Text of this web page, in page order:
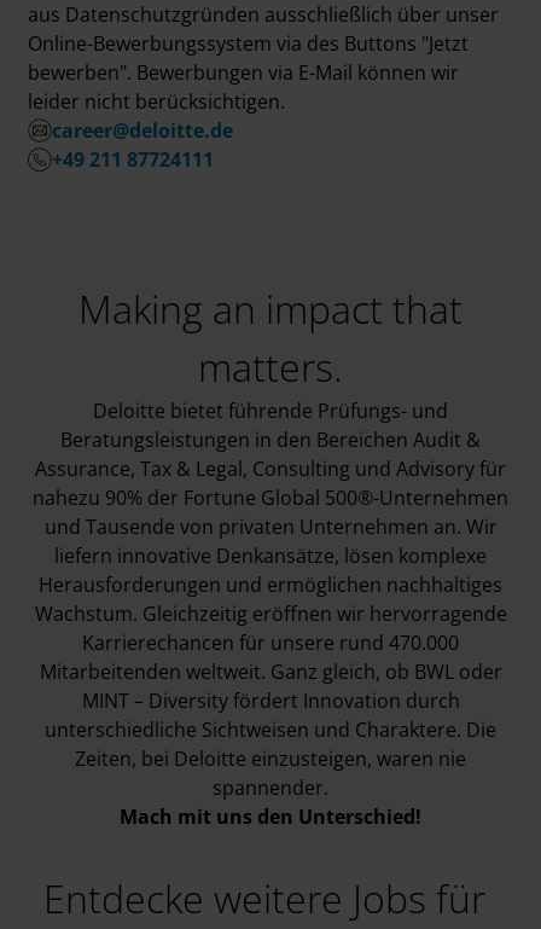
aus Datenschutzgründen ausschließlich über unser
Online-Bewerbungssystem via des Buttons "Jetzt
bewerben". Bewerbungen via E-Mail können wir
leider nicht berücksichtigen.
career@deloitte.de
+49 211 87724111
Making an impact that
matters.
Deloitte bietet führende Prüfungs- und
Beratungsleistungen in den Bereichen Audit &
Assurance, Tax & Legal, Consulting und Advisory für
nahezu 90% der Fortune Global 500®-Unternehmen
und Tausende von privaten Unternehmen an. Wir
liefern innovative Denkansätze, lösen komplexe
Herausforderungen und ermöglichen nachhaltiges
Wachstum. Gleichzeitig eröffnen wir hervorragende
Karrierechancen für unsere rund 470.000
Mitarbeitenden weltweit. Ganz gleich, ob BWL oder
MINT – Diversity fördert Innovation durch
unterschiedliche Sichtweisen und Charaktere. Die
Zeiten, bei Deloitte einzusteigen, waren nie
spannender.
Mach mit uns den Unterschied!
Entdecke weitere Jobs für